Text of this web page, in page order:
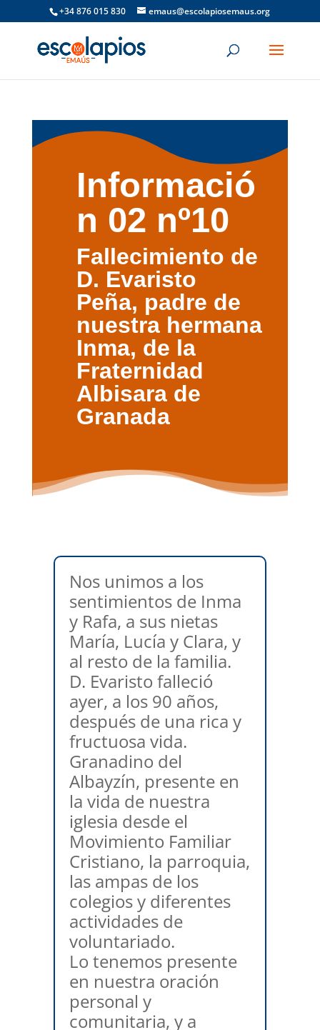
+34 876 015 830 emaus@escolapiosemaus.org
Informació
n 02 nº10
Fallecimiento de
D. Evaristo
Peña, padre de
nuestra hermana
Inma, de la
Fraternidad
Albisara de
Granada​
Nos unimos a los
sentimientos de Inma
y Rafa, a sus nietas
María, Lucía y Clara, y
al resto de la familia.
D. Evaristo falleció
ayer, a los 90 años,
después de una rica y
fructuosa vida.
Granadino del
Albayzín, presente en
la vida de nuestra
iglesia desde el
Movimiento Familiar
Cristiano, la parroquia,
las ampas de los
colegios y diferentes
actividades de
voluntariado.
Lo tenemos presente
en nuestra oración
personal y
comunitaria, y a